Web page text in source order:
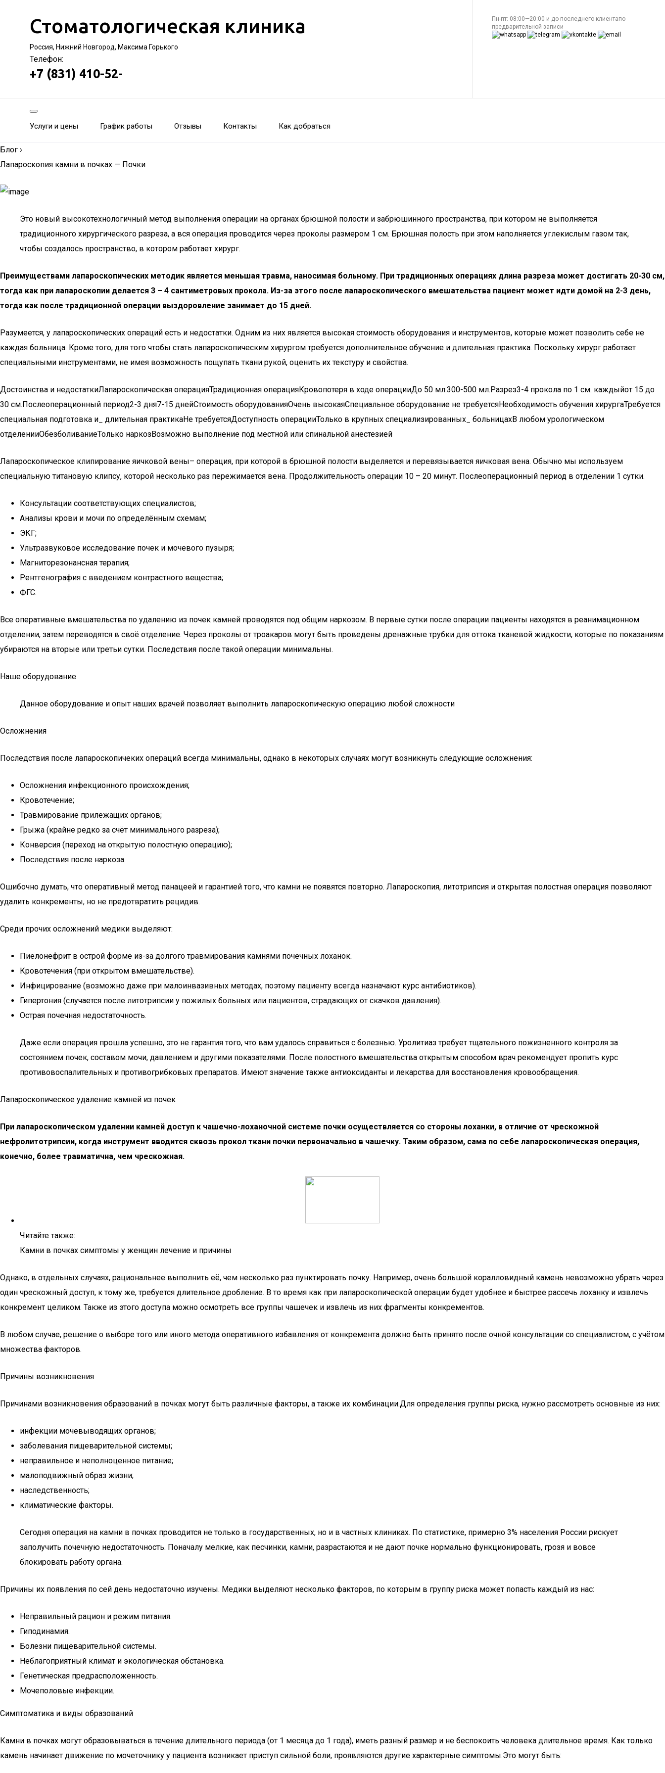
Стоматологическая клиника
Россия, Нижний Новгород, Максима Горького
Телефон:
+7 (831) 410-52-
Пн-пт: 08:00—20:00 и до последнего клиентапо
предварительной записи
Услуги и цены График работы Отзывы Контакты Как добраться
Блог ›
Лапароскопия камни в почках — Почки
Это новый высокотехнологичный метод выполнения операции на органах брюшной полости и забрюшинного пространства, при котором не выполняется
традиционного хирургического разреза, а вся операция проводится через проколы размером 1 см. Брюшная полость при этом наполняется углекислым газом так,
чтобы создалось пространство, в котором работает хирург.
Преимуществами лапароскопических методик является меньшая травма, наносимая больному. При традиционных операциях длина разреза может достигать 20-30 см,
тогда как при лапароскопии делается 3 – 4 сантиметровых прокола. Из-за этого после лапароскопического вмешательства пациент может идти домой на 2-3 день,
тогда как после традиционной операции выздоровление занимает до 15 дней.
Разумеется, у лапароскопических операций есть и недостатки. Одним из них является высокая стоимость оборудования и инструментов, которые может позволить себе не
каждая больница. Кроме того, для того чтобы стать лапароскопическим хирургом требуется дополнительное обучение и длительная практика. Поскольку хирург работает
специальными инструментами, не имея возможность пощупать ткани рукой, оценить их текстуру и свойства.
Достоинства и недостаткиЛапароскопическая операцияТрадиционная операцияКровопотеря в ходе операцииДо 50 мл.300-500 мл.Разрез3-4 прокола по 1 см. каждыйот 15 до
30 см.Послеоперационный период2-3 дня7-15 днейСтоимость оборудованияОчень высокаяСпециальное оборудование не требуетсяНеобходимость обучения хирургаТребуется
специальная подготовка и_ длительная практикаНе требуетсяДоступность операцииТолько в крупных специализированных_ больницахВ любом урологическом
отделенииОбезболиваниеТолько наркозВозможно выполнение под местной или спинальной анестезией
Лапароскопическое клипирование яичковой вены– операция, при которой в брюшной полости выделяется и перевязывается яичковая вена. Обычно мы используем
специальную титановую клипсу, которой несколько раз пережимается вена. Продолжительность операции 10 – 20 минут. Послеоперационный период в отделении 1 сутки.
Консультации соответствующих специалистов;
Анализы крови и мочи по определённым схемам;
ЭКГ;
Ультразвуковое исследование почек и мочевого пузыря;
Магниторезонансная терапия;
Рентгенография с введением контрастного вещества;
ФГС.
Все оперативные вмешательства по удалению из почек камней проводятся под общим наркозом. В первые сутки после операции пациенты находятся в реанимационном
отделении, затем переводятся в своё отделение. Через проколы от троакаров могут быть проведены дренажные трубки для оттока тканевой жидкости, которые по показаниям
убираются на вторые или третьи сутки. Последствия после такой операции минимальны.
Наше оборудование
Данное оборудование и опыт наших врачей позволяет выполнить лапароскопическую операцию любой сложности
Осложнения
Последствия после лапароскопичеких операций всегда минимальны, однако в некоторых случаях могут возникнуть следующие осложнения:
Осложнения инфекционного происхождения;
Кровотечение;
Травмирование прилежащих органов;
Грыжа (крайне редко за счёт минимального разреза);
Конверсия (переход на открытую полостную операцию);
Последствия после наркоза.
Ошибочно думать, что оперативный метод панацеей и гарантией того, что камни не появятся повторно. Лапароскопия, литотрипсия и открытая полостная операция позволяют
удалить конкременты, но не предотвратить рецидив.
Среди прочих осложнений медики выделяют:
Пиелонефрит в острой форме из-за долгого травмирования камнями почечных лоханок.
Кровотечения (при открытом вмешательстве).
Инфицирование (возможно даже при малоинвазивных методах, поэтому пациенту всегда назначают курс антибиотиков).
Гипертония (случается после литотрипсии у пожилых больных или пациентов, страдающих от скачков давления).
Острая почечная недостаточность.
Даже если операция прошла успешно, это не гарантия того, что вам удалось справиться с болезнью. Уролитиаз требует тщательного пожизненного контроля за
состоянием почек, составом мочи, давлением и другими показателями. После полостного вмешательства открытым способом врач рекомендует пропить курс
противовоспалительных и противогрибковых препаратов. Имеют значение также антиоксиданты и лекарства для восстановления кровообращения.
Лапароскопическое удаление камней из почек
При лапароскопическом удалении камней доступ к чашечно-лоханочной системе почки осуществляется со стороны лоханки, в отличие от чрескожной
нефролитотрипсии, когда инструмент вводится сквозь прокол ткани почки первоначально в чашечку. Таким образом, сама по себе лапароскопическая операция,
конечно, более травматична, чем чрескожная.
Читайте также:
Камни в почках симптомы у женщин лечение и причины
Однако, в отдельных случаях, рациональнее выполнить её, чем несколько раз пунктировать почку. Например, очень большой коралловидный камень невозможно убрать через
один чрескожный доступ, к тому же, требуется длительное дробление. В то время как при лапароскопической операции будет удобнее и быстрее рассечь лоханку и извлечь
конкремент целиком. Также из этого доступа можно осмотреть все группы чашечек и извлечь из них фрагменты конкрементов.
В любом случае, решение о выборе того или иного метода оперативного избавления от конкремента должно быть принято после очной консультации со специалистом, с учётом
множества факторов.
Причины возникновения
Причинами возникновения образований в почках могут быть различные факторы, а также их комбинации.Для определения группы риска, нужно рассмотреть основные из них:
инфекции мочевыводящих органов;
заболевания пищеварительной системы;
неправильное и неполноценное питание;
малоподвижный образ жизни;
наследственность;
климатические факторы.
Сегодня операция на камни в почках проводится не только в государственных, но и в частных клиниках. По статистике, примерно 3% населения России рискует
заполучить почечную недостаточность. Поначалу мелкие, как песчинки, камни, разрастаются и не дают почке нормально функционировать, грозя и вовсе
блокировать работу органа.
Причины их появления по сей день недостаточно изучены. Медики выделяют несколько факторов, по которым в группу риска может попасть каждый из нас:
Неправильный рацион и режим питания.
Гиподинамия.
Болезни пищеварительной системы.
Неблагоприятный климат и экологическая обстановка.
Генетическая предрасположенность.
Мочеполовые инфекции.
Симптоматика и виды образований
Камни в почках могут образовываться в течение длительного периода (от 1 месяца до 1 года), иметь разный размер и не беспокоить человека длительное время. Как только
камень начинает движение по мочеточнику у пациента возникает приступ сильной боли, проявляются другие характерные симптомы.Это могут быть: